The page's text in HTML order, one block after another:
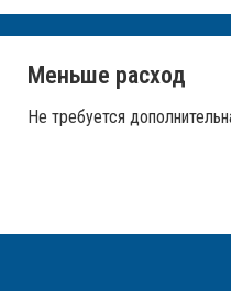
Меньше расход
Не требуется